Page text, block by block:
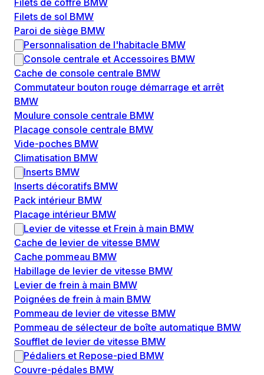
Filets de coffre BMW
Filets de sol BMW
Paroi de siège BMW
Personnalisation de l'habitacle BMW
Console centrale et Accessoires BMW
Cache de console centrale BMW
Commutateur bouton rouge démarrage et arrêt
BMW
Moulure console centrale BMW
Placage console centrale BMW
Vide-poches BMW
Climatisation BMW
Inserts BMW
Inserts décoratifs BMW
Pack intérieur BMW
Placage intérieur BMW
Levier de vitesse et Frein à main BMW
Cache de levier de vitesse BMW
Cache pommeau BMW
Habillage de levier de vitesse BMW
Levier de frein à main BMW
Poignées de frein à main BMW
Pommeau de levier de vitesse BMW
Pommeau de sélecteur de boîte automatique BMW
Soufflet de levier de vitesse BMW
Pédaliers et Repose-pied BMW
Couvre-pédales BMW